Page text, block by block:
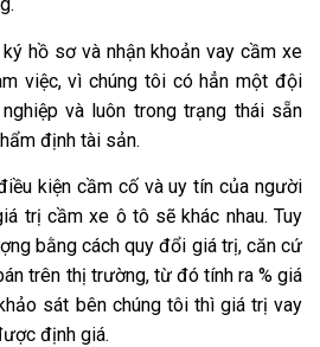
hồ sơ và nhận khoản vay cầm xe
việc, vì chúng tôi có hẳn một đội
và luôn trong trạng thái sẵn
định tài sản.
kiện cầm cố và uy tín của người
trị cầm xe ô tô sẽ khác nhau. Tuy
bằng cách quy đổi giá trị, căn cứ
trên thị trường, từ đó tính ra % giá
sát bên chúng tôi thì giá trị vay
định giá.